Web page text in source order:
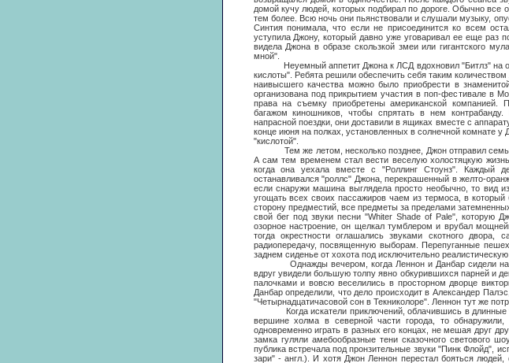
домой кучу людей, которых подбирал по дороге. Обычно все
тем более. Всю ночь они пьянствовали и слушали музыку,
Синтия понимала, что если не присоединится ко всем
уступила Джону, который давно уже уговаривал ее еще раз
видела Джона в образе скользкой змеи или гигантского
мной".
Неуемный аппетит Джона к ЛСД вдохновил "Битлз" на
кислоты". Ребята решили обеспечить себя таким
наивысшего качества можно было приобрести в
организована под прикрытием участия в поп-фестивале в
права на съемку приобретены американской компанией.
багажом киношников, чтобы спрятать в нем
напрасной поездки, они доставили в ящиках вместе с
конце июня на полках, установленных в солнечной комнате
"кислотой".
Тем же летом, несколько позднее, Джон отправил семью
А сам тем временем стал вести веселую холостяцкую
когда она уехала вместе с "Роллинг Стоунз". Каждый
останавливался "роллс" Джона, перекрашенный в желто-
если снаружи машина выглядела просто необычно, то вид
угощать всех своих пассажиров чаем из термоса, в
сторону предместий, все предметы за пределами
свой бег под звуки песни "Whiter Shade of Pale", которую
озорное настроение, он щелкал тумблером и врубал
тогда окрестности оглашались звуками скотного
радиопередачу, посвященную выборам. Перепуганные
заднем сиденье от хохота под исключительно
Однажды вечером, когда Леннон и Данбар сидели на
вдруг увидели большую толпу явно обкурившихся парней и
палочками и вовсю веселились в просторном дворце
Данбар определили, что дело происходит в Александер
"Четырнадцатичасовой сон в Текниколоре". Леннон тут же
Когда искатели приключений, облачившись в длинные
вершине холма в северной части города, то
одновременно играть в разных его концах, не мешая друг
замка гуляли амебообразные тени сказочного светового
публика встречала под пронзительные звуки "Пинк Флойд",
зари" - англ.). И хотя Джон Леннон перестал бояться людей,